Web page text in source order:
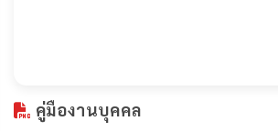
คู่มืองานบุคคล